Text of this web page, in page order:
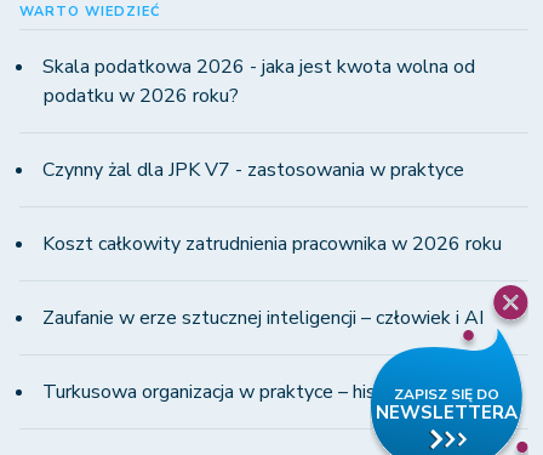
WARTO WIEDZIEĆ
Skala podatkowa 2026 - jaka jest kwota wolna od
podatku w 2026 roku?
Czynny żal dla JPK V7 - zastosowania w praktyce
Koszt całkowity zatrudnienia pracownika w 2026 roku
Zaufanie w erze sztucznej inteligencji – człowiek i AI
Turkusowa organizacja w praktyce – historia WINS